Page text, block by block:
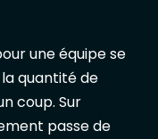
une équipe se
quantité de
coup. Sur
passe de